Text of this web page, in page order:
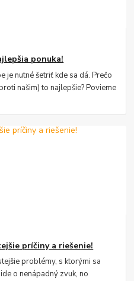
ponuka!
je nutné šetriť kde sa dá. Prečo
našim) to najlepšie? Povieme
príčiny a riešenie!
problémy, s ktorými sa
o nenápadný zvuk, no